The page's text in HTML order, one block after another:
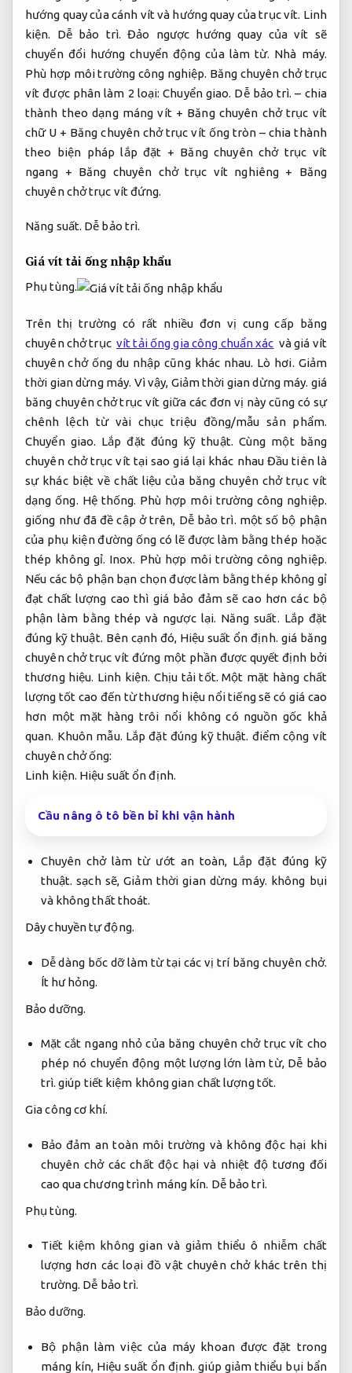
hướng quay của cánh vít và hướng quay của trục vít. Linh
kiện.
Dễ bảo trì. Đảo ngược hướng quay của vít sẽ
chuyển đổi hướng chuyển động của làm từ. Nhà máy.
Phù hợp môi trường công nghiệp. Băng chuyên chở trục
vít được phân làm 2 loại:Chuyển giao. Dễ bảo trì. – chia
thành theo dạng máng vít + Băng chuyên chở trục vít
chữ U + Băng chuyên chở trục vít ống tròn – chia thành
theo biện pháp lắp đặt + Băng chuyên chở trục vít
ngang + Băng chuyên chở trục vít nghiêng + Băng
chuyên chở trục vít đứng.
Năng suất. Dễ bảo trì.
Giá vít tải ống nhập khẩu
Phụ tùng.
Trên thị trường có rất nhiều đơn vị cung cấp băng
chuyên chở trục vít tải ống gia công chuẩn xác và giá vít
chuyên chở ống du nhập cũng khác nhau. Lò hơi. Giảm
thời gian dừng máy. Vì vậy, Giảm thời gian dừng máy. giá
băng chuyên chở trục vít giữa các đơn vị này cũng có sự
chênh lệch từ vài chục triệu đồng/mẫu sản phẩm.
Chuyển giao. Lắp đặt đúng kỹ thuật. Cùng một băng
chuyên chở trục vít tại sao giá lại khác nhau Đầu tiên là
sự khác biệt về chất liệu của băng chuyên chở trục vít
dạng ống. Hệ thống. Phù hợp môi trường công nghiệp.
giống như đã đề cập ở trên, Dễ bảo trì. một số bộ phận
của phụ kiện đường ống có lẽ được làm bằng thép hoặc
thép không gỉ. Inox. Phù hợp môi trường công nghiệp.
Nếu các bộ phận bạn chọn được làm bằng thép không gỉ
đạt chất lượng cao thì giá bảo đảm sẽ cao hơn các bộ
phận làm bằng thép và ngược lại. Năng suất. Lắp đặt
đúng kỹ thuật. Bên cạnh đó, Hiệu suất ổn định. giá băng
chuyên chở trục vít đứng một phần được quyết định bởi
thương hiệu. Linh kiện. Chịu tải tốt. Một mặt hàng chất
lượng tốt cao đến từ thương hiệu nổi tiếng sẽ có giá cao
hơn một mặt hàng trôi nổi không có nguồn gốc khả
quan. Khuôn mẫu. Lắp đặt đúng kỹ thuật. điểm cộng vít
chuyên chở ống:
Linh kiện. Hiệu suất ổn định.
Cầu nâng ô tô bền bỉ khi vận hành
Chuyên chở làm từ ướt an toàn, Lắp đặt đúng kỹ
thuật. sạch sẽ,Giảm thời gian dừng máy. không bụi
và không thất thoát.
Dây chuyền tự động.
Dễ dàng bốc dỡ làm từ tại các vị trí băng chuyên chở.
Ít hư hỏng.
Bảo dưỡng.
Mặt cắt ngang nhỏ của băng chuyên chở trục vít cho
phép nó chuyển động một lượng lớn làm từ, Dễ bảo
trì. giúp tiết kiệm không gian chất lượng tốt.
Gia công cơ khí.
Bảo đảm an toàn môi trường và không độc hại khi
chuyên chở các chất độc hại và nhiệt độ tương đối
cao qua chương trình máng kín. Dễ bảo trì.
Phụ tùng.
Tiết kiệm không gian và giảm thiểu ô nhiễm chất
lượng hơn các loại đồ vật chuyên chở khác trên thị
trường. Dễ bảo trì.
Bảo dưỡng.
Bộ phận làm việc của máy khoan được đặt trong
máng kín, Hiệu suất ổn định. giúp giảm thiểu bụi bẩn